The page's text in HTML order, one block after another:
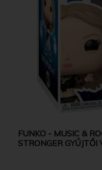
FUNKO - MUSIC &
STRONGER